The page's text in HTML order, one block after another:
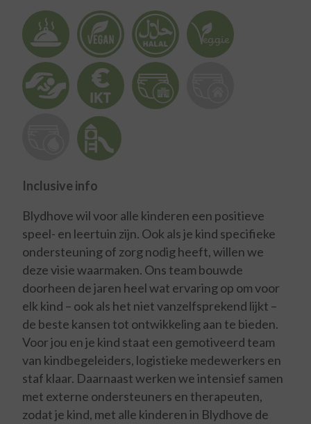
Inclusive info
Blydhove wil voor alle kinderen een positieve
speel- en leertuin zijn. Ook als je kind specifieke
ondersteuning of zorg nodig heeft, willen we
deze visie waarmaken. Ons team bouwde
doorheen de jaren heel wat ervaring op om voor
elk kind – ook als het niet vanzelfsprekend lijkt –
de beste kansen tot ontwikkeling aan te bieden.
Voor jou en je kind staat een gemotiveerd team
van kindbegeleiders, logistieke medewerkers en
staf klaar. Daarnaast werken we intensief samen
met externe ondersteuners en therapeuten,
zodat je kind, met alle kinderen in Blydhove de